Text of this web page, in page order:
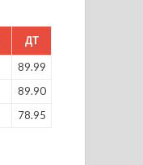
ДТ
89.99
89.90
78.95